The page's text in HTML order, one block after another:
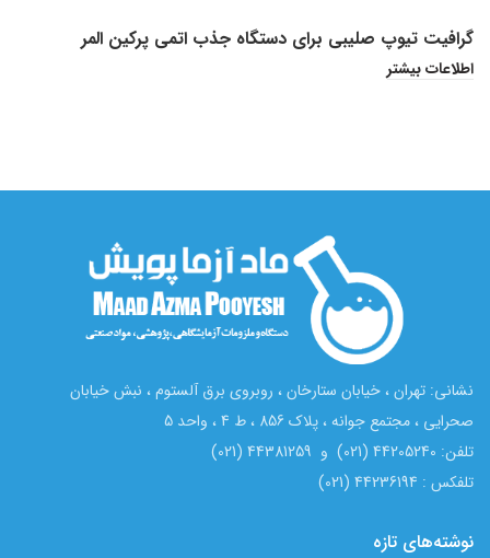
گرافیت تیوپ صلیبی برای دستگاه جذب اتمی پرکین المر
اطلاعات بیشتر
نشانی: تهران ، خیابان ستارخان ، روبروی برق آلستوم ، نبش خیابان
صحرایی ، مجتمع جوانه ، پلاک 856 ، ط 4 ، واحد 5
تلفن: 44205240 (021) و 44381259 (021)
تلفکس : 44236194 (021)
نوشته‌های تازه